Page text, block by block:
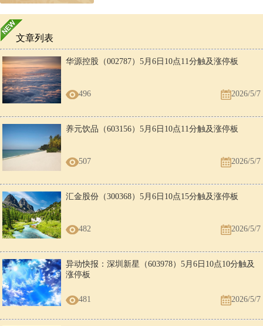
文章列表
华源控股（002787）5月6日10点11分触及涨停板
496 2026/5/7
养元饮品（603156）5月6日10点11分触及涨停板
507 2026/5/7
汇金股份（300368）5月6日10点15分触及涨停板
482 2026/5/7
异动快报：深圳新星（603978）5月6日10点10分触及
涨停板
481 2026/5/7